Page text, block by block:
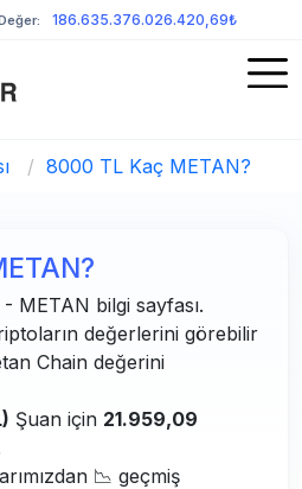
186.635.376.026.420,69₺
/ 8000 TL Kaç METAN?
METAN bilgi sayfası.
değerlerini görebilir
Chain değerini
Şuan için 21.959,09
📉 geçmiş